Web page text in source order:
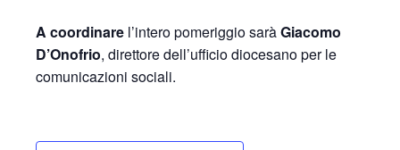
A coordinare l’intero pomeriggio saràGiacomo
D’Onofrio, direttore dell’ufficio diocesano per le
comunicazioni sociali.